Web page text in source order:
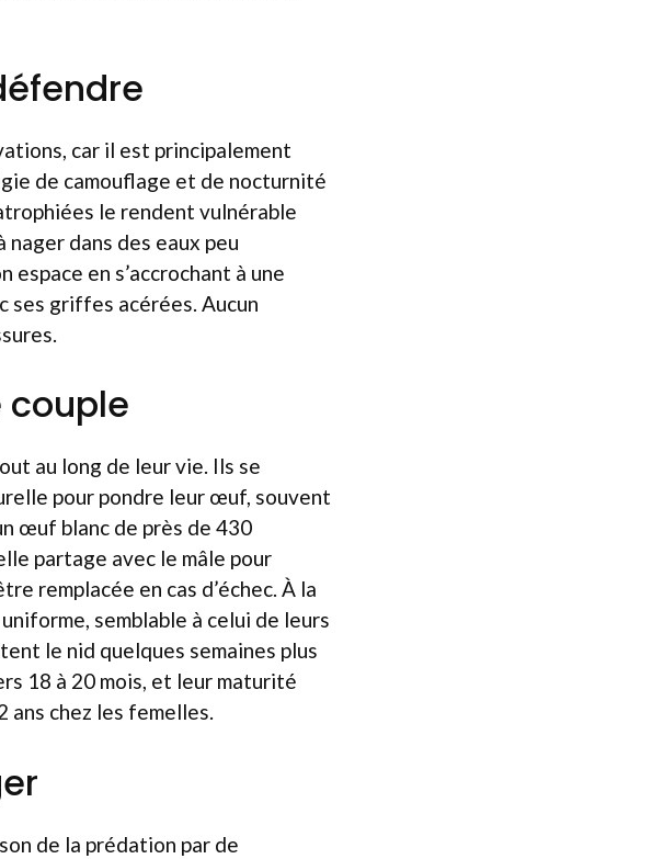
car il est principalement
de camouflage et de nocturnité
le rendent vulnérable
nager dans des eaux peu
en s’accrochant à une
ses griffes acérées. Aucun
couple
au long de leur vie. Ils se
pour pondre leur œuf, souvent
œuf blanc de près de 430
partage avec le mâle pour
remplacée en cas d’échec. À la
semblable à celui de leurs
le nid quelques semaines plus
18 à 20 mois, et leur maturité
ans chez les femelles.
de la prédation par de